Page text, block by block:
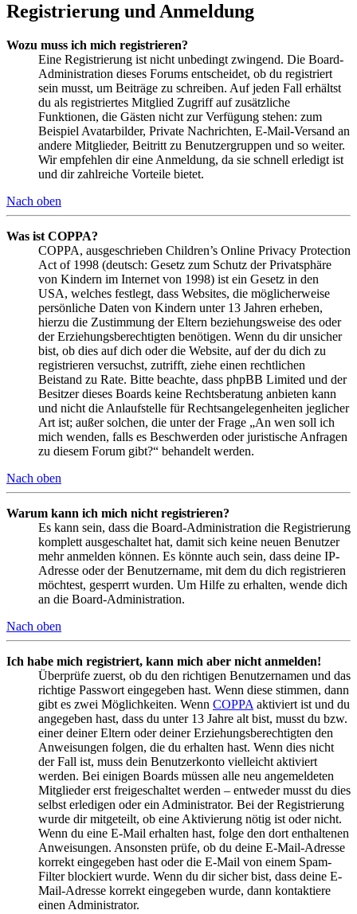
Registrierung und Anmeldung
Wozu muss ich mich registrieren?
Eine Registrierung ist nicht unbedingt zwingend. Die Board-
Administration dieses Forums entscheidet, ob du registriert
sein musst, um Beiträge zu schreiben. Auf jeden Fall erhältst
du als registriertes Mitglied Zugriff auf zusätzliche
Funktionen, die Gästen nicht zur Verfügung stehen: zum
Beispiel Avatarbilder, Private Nachrichten, E-Mail-Versand an
andere Mitglieder, Beitritt zu Benutzergruppen und so weiter.
Wir empfehlen dir eine Anmeldung, da sie schnell erledigt ist
und dir zahlreiche Vorteile bietet.
Nach oben
Was ist COPPA?
COPPA, ausgeschrieben Children’s Online Privacy Protection
Act of 1998 (deutsch: Gesetz zum Schutz der Privatsphäre
von Kindern im Internet von 1998) ist ein Gesetz in den
USA, welches festlegt, dass Websites, die möglicherweise
persönliche Daten von Kindern unter 13 Jahren erheben,
hierzu die Zustimmung der Eltern beziehungsweise des oder
der Erziehungsberechtigten benötigen. Wenn du dir unsicher
bist, ob dies auf dich oder die Website, auf der du dich zu
registrieren versuchst, zutrifft, ziehe einen rechtlichen
Beistand zu Rate. Bitte beachte, dass phpBB Limited und der
Besitzer dieses Boards keine Rechtsberatung anbieten kann
und nicht die Anlaufstelle für Rechtsangelegenheiten jeglicher
Art ist; außer solchen, die unter der Frage „An wen soll ich
mich wenden, falls es Beschwerden oder juristische Anfragen
zu diesem Forum gibt?“ behandelt werden.
Nach oben
Warum kann ich mich nicht registrieren?
Es kann sein, dass die Board-Administration die Registrierung
komplett ausgeschaltet hat, damit sich keine neuen Benutzer
mehr anmelden können. Es könnte auch sein, dass deine IP-
Adresse oder der Benutzername, mit dem du dich registrieren
möchtest, gesperrt wurden. Um Hilfe zu erhalten, wende dich
an die Board-Administration.
Nach oben
Ich habe mich registriert, kann mich aber nicht anmelden!
Überprüfe zuerst, ob du den richtigen Benutzernamen und das
richtige Passwort eingegeben hast. Wenn diese stimmen, dann
gibt es zwei Möglichkeiten. Wenn COPPA aktiviert ist und du
angegeben hast, dass du unter 13 Jahre alt bist, musst du bzw.
einer deiner Eltern oder deiner Erziehungsberechtigten den
Anweisungen folgen, die du erhalten hast. Wenn dies nicht
der Fall ist, muss dein Benutzerkonto vielleicht aktiviert
werden. Bei einigen Boards müssen alle neu angemeldeten
Mitglieder erst freigeschaltet werden – entweder musst du dies
selbst erledigen oder ein Administrator. Bei der Registrierung
wurde dir mitgeteilt, ob eine Aktivierung nötig ist oder nicht.
Wenn du eine E-Mail erhalten hast, folge den dort enthaltenen
Anweisungen. Ansonsten prüfe, ob du deine E-Mail-Adresse
korrekt eingegeben hast oder die E-Mail von einem Spam-
Filter blockiert wurde. Wenn du dir sicher bist, dass deine E-
Mail-Adresse korrekt eingegeben wurde, dann kontaktiere
einen Administrator.